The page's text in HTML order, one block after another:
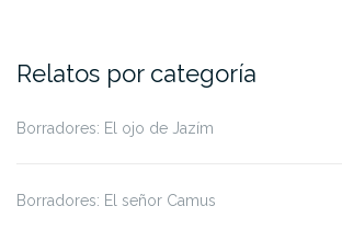
Relatos por categoría
Borradores: El ojo de Jazím
Borradores: El señor Camus